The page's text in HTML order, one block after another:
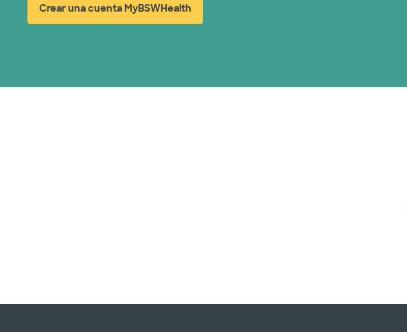
Crear una cuenta MyBSWHealth
(abre en ventana nueva)